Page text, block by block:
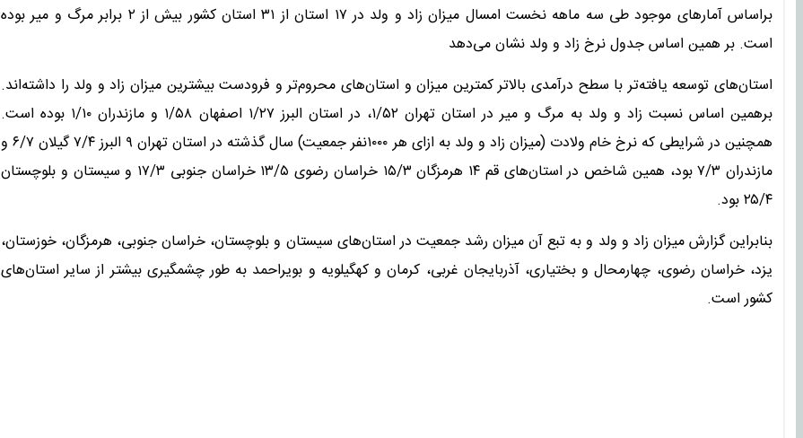
براساس آمارهای موجود طی سه ماهه نخست امسال میزان زاد و ولد در ۱۷ استان از ۳۱ استان کشور بیش از ۲ برابر مرگ و میر بوده
است. بر همین اساس جدول نرخ زاد و ولد نشان می‌دهد
استان‌های توسعه یافته‌تر با سطح درآمدی بالاتر کمترین میزان و استان‌های محروم‌تر و فرودست بیشترین میزان زاد و ولد را داشته‌اند.
برهمین اساس نسبت زاد و ولد به مرگ و میر در استان تهران ۱/۵۲، در استان البرز ۱/۲۷ اصفهان ۱/۵۸ و مازندران ۱/۱۰ بوده است.
همچنین در شرایطی که نرخ خام ولادت (میزان زاد و ولد به ازای هر ۱۰۰۰نفر جمعیت) سال گذشته در استان تهران ۹ البرز ۷/۴ گیلان ۶/۷ و
مازندران ۷/۳ بود، همین شاخص در استان‌های قم ۱۴ هرمزگان ۱۵/۳ خراسان رضوی ۱۳/۵ خراسان جنوبی ۱۷/۳ و سیستان و بلوچستان
۲۵/۴ بود.
بنابراین گزارش میزان زاد و ولد و به تبع آن میزان رشد جمعیت در استان‌های سیستان و بلوچستان، خراسان جنوبی، هرمزگان، خوزستان،
یزد، خراسان رضوی، چهارمحال و بختیاری، آذربایجان غربی، کرمان و کهگیلویه و بویراحمد به طور چشمگیری بیشتر از سایر استان‌های
کشور است.